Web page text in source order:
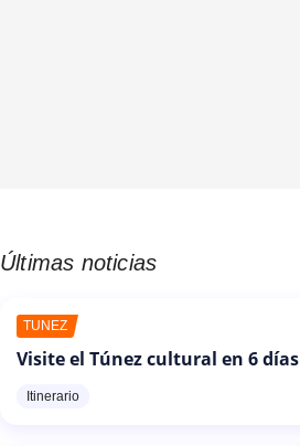
Últimas noticias
TÚNEZ
Visite el Túnez cultural en 6 días
Itinerario